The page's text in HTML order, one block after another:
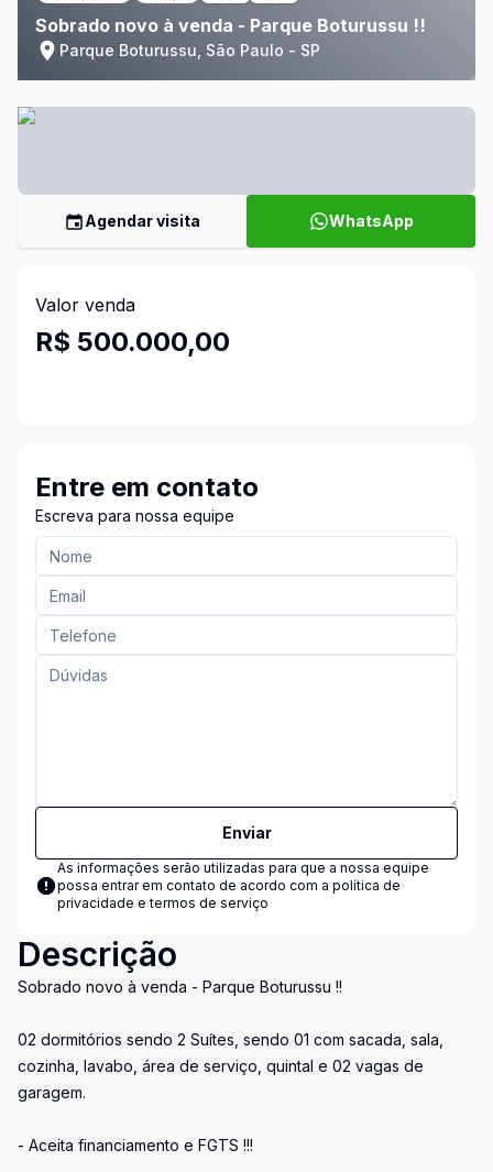
Sobrado novo à venda - Parque Boturussu !!
Parque Boturussu, São Paulo - SP
Agendar visita WhatsApp
Valor venda
R$ 500.000,00
Entre em contato
Escreva para nossa equipe
Enviar
As informações serão utilizadas para que a nossa equipe
possa entrar em contato de acordo com a política de
privacidade e termos de serviço
Descrição
Sobrado novo à venda - Parque Boturussu !!
02 dormitórios sendo 2 Suítes, sendo 01 com sacada, sala,
cozinha, lavabo, área de serviço, quintal e 02 vagas de
garagem.
- Aceita financiamento e FGTS !!!